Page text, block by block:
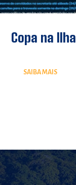
Copa na Ilha
SAIBA MAIS